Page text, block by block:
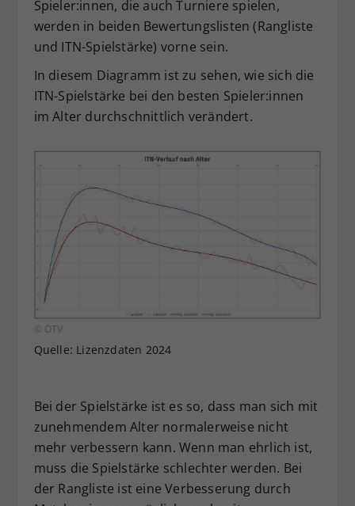
Spieler:innen, die auch Turniere spielen,
werden in beiden Bewertungslisten (Rangliste
und ITN-Spielstärke) vorne sein.
In diesem Diagramm ist zu sehen, wie sich die
ITN-Spielstärke bei den besten Spieler:innen
im Alter durchschnittlich verändert.
© ÖTV
Quelle: Lizenzdaten 2024
Bei der Spielstärke ist es so, dass man sich mit
zunehmendem Alter normalerweise nicht
mehr verbessern kann. Wenn man ehrlich ist,
muss die Spielstärke schlechter werden. Bei
der Rangliste ist eine Verbesserung durch